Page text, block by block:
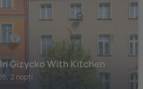
Gizycko With Kitchen
2 nopți